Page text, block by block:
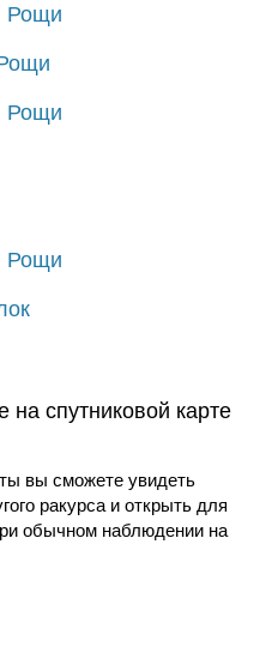
Рощи
Рощи
Рощи
на спутниковой карте
вы сможете увидеть
ракурса и открыть для
обычном наблюдении на